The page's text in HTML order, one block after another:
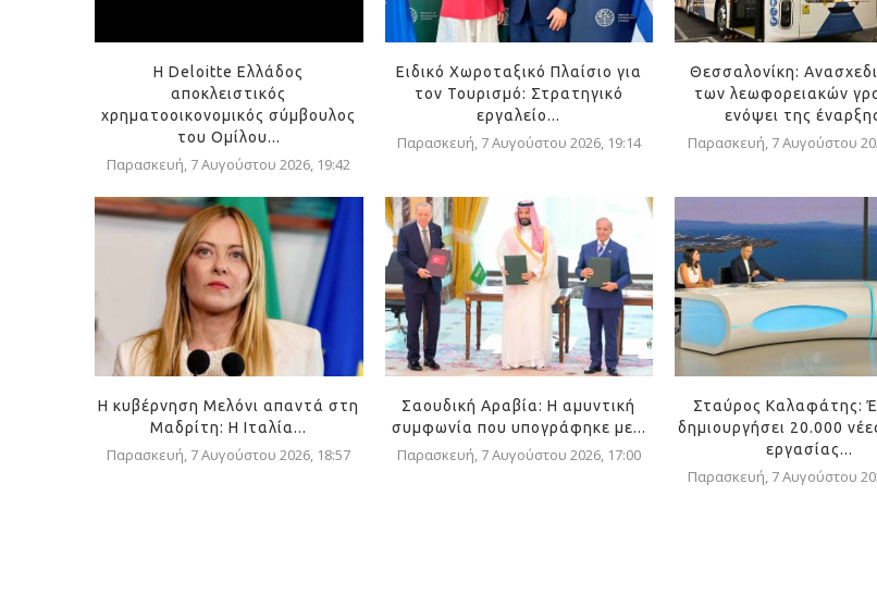
Η Deloitte Ελλάδος
αποκλειστικός
χρηματοοικονομικός σύμβουλος
του Ομίλου...
Παρασκευή, 7 Αυγούστου 2026, 19:42
Ειδικό Χωροταξικό Πλαίσιο για
τον Τουρισμό: Στρατηγικό
εργαλείο...
Παρασκευή, 7 Αυγούστου 2026, 19:14
Θεσσαλονίκη:
των λεωφορειακών
ενόψει της
Παρασκευή, 7 Αυγούστου
Η κυβέρνηση Μελόνι απαντά στη
Μαδρίτη: Η Ιταλία...
Παρασκευή, 7 Αυγούστου 2026, 18:57
Σαουδική Αραβία: Η αμυντική
συμφωνία που υπογράφηκε με...
Παρασκευή, 7 Αυγούστου 2026, 17:00
Σταύρος Καλαφάτης:
δημιουργήσει 20.000
εργασίας...
Παρασκευή, 7 Αυγούστου